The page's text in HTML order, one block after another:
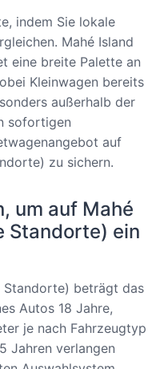
indem Sie lokale
Mahé Island
eine breite Palette an
Kleinwagen bereits
außerhalb der
sofortigen
auf
zu sichern.
um auf Mahé
Standorte) ein
Standorte) beträgt das
Autos 18 Jahre,
je nach Fahrzeugtyp
Jahren verlangen